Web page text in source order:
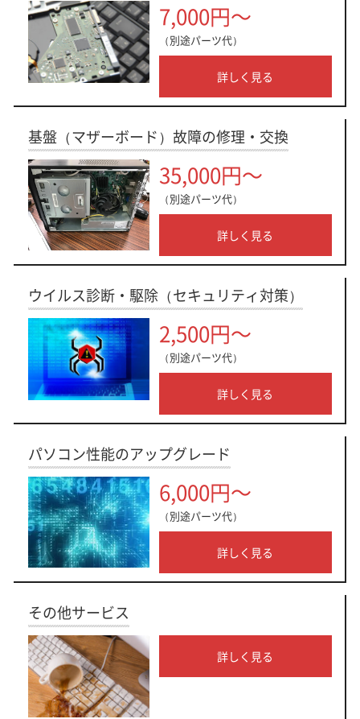
7,000円～
（別途パーツ代）
詳しく見る
基盤（マザーボード）故障の修理・交換
35,000円～
（別途パーツ代）
詳しく見る
ウイルス診断・駆除（セキュリティ対策）
2,500円～
（別途パーツ代）
詳しく見る
パソコン性能のアップグレード
6,000円～
（別途パーツ代）
詳しく見る
その他サービス
詳しく見る